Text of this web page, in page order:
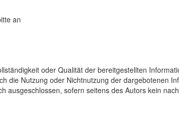
an
oder Qualität der bereitgestellten
die Nutzung oder Nichtnutzung der dargebotenen
ausgeschlossen, sofern seitens des Autors kein